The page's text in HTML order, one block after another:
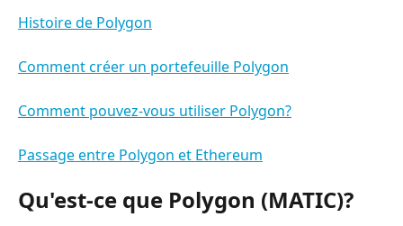
Histoire de Polygon
Comment créer un portefeuille Polygon
Comment pouvez-vous utiliser Polygon?
Passage entre Polygon et Ethereum
Qu'est-ce que Polygon (MATIC)?